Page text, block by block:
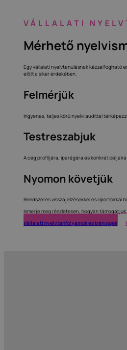
VÁLLALATI
Mérhető
Egy vállalati nyelvtanulásnak kézzelfogható
előtt a siker érdekében.
Felmérjük
Ingyenes, teljes körű nyelvi audittal
Testreszabjuk
A cég profiljára, iparágára és konkrét
Nyomon követjük
Rendszeres visszajelzésekkel és
Ismerje meg részletesen, hogyan
Vállalati nyelvtanfolyamok és tréningek